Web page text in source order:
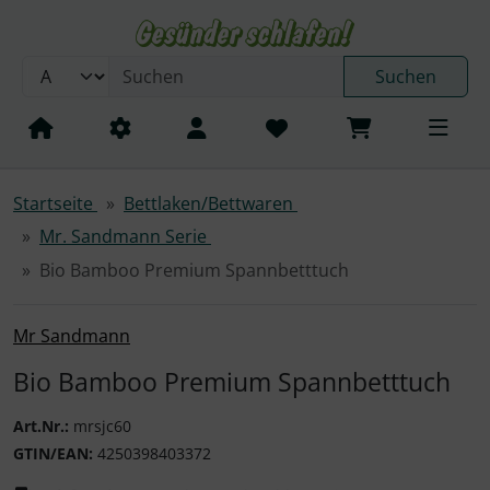
Sprungnavigation
Springe zum Inhalt
Springe zur Navigation
Springe zu den allgemeinen Informationen
Suchen
Startseite
Bettlaken/Bettwaren
Mr. Sandmann Serie
Bio Bamboo Premium Spannbetttuch
Mr Sandmann
Bio Bamboo Premium Spannbetttuch
Art.Nr.: mrsjc60
GTIN/EAN: 4250398403372
Karmachemie
T.B.D. Carbon Heater
Schaumstoffrahmen
Zubehör und Kleinteile
Atlantis Wasserbetten
Calesco
Dynaglobe
Hellatex Textil GesmbH
Karmachemie